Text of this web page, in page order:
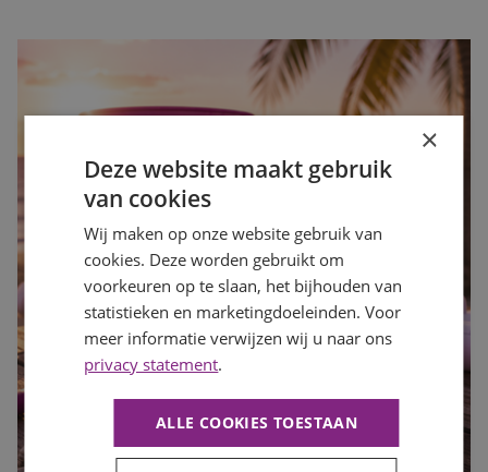
×
Deze website maakt gebruik
van cookies
Wij maken op onze website gebruik van
cookies. Deze worden gebruikt om
voorkeuren op te slaan, het bijhouden van
statistieken en marketingdoeleinden. Voor
meer informatie verwijzen wij u naar ons
privacy statement.
ALLE COOKIES TOESTAAN